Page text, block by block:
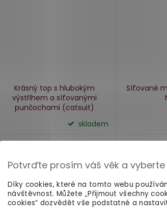
Potvrďte prosím váš věk a
Díky cookies, které na tomto webu
návštěvnost. Můžete „Přijmout všechny
cookies“ dozvědět vše podstatné a
Krásný top s hlubokým
výstřihem a síťovanými
punčochami (catsuit)
skladem
Síťované